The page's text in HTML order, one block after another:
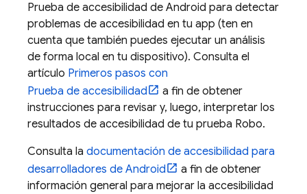
Prueba de accesibilidad de Android para detectar
problemas de accesibilidad en tu app (ten en
cuenta que también puedes ejecutar un análisis
de forma local en tu dispositivo). Consulta el
artículo Primeros pasos con
Prueba de accesibilidad
a fin de obtener
instrucciones para revisar y, luego, interpretar los
resultados de accesibilidad de tu prueba Robo.
Consulta la documentación de accesibilidad para
desarrolladores de Android
a fin de obtener
información general para mejorar la accesibilidad